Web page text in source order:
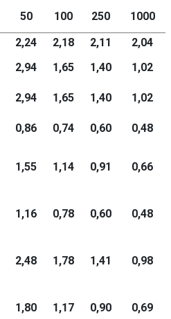
50 100 250 1000
2,24 2,18 2,11
2,04
2,94 1,65 1,40
1,02
2,94 1,65 1,40
1,02
0,86 0,74 0,60
0,48
1,55 1,14 0,91 0,66
1,16 0,78 0,60 0,48
2,48 1,78 1,41 0,98
1,80 1,17 0,90 0,69